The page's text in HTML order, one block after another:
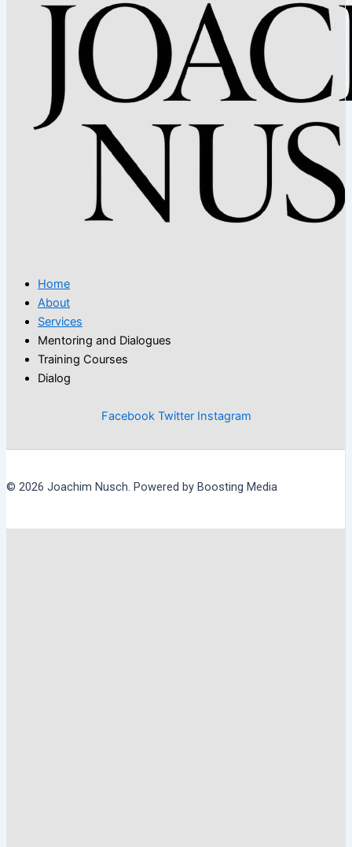
Home
About
Services
Mentoring and Dialogues
Training Courses
Dialog
Facebook Twitter Instagram
© 2026 Joachim Nusch. Powered by Boosting Media